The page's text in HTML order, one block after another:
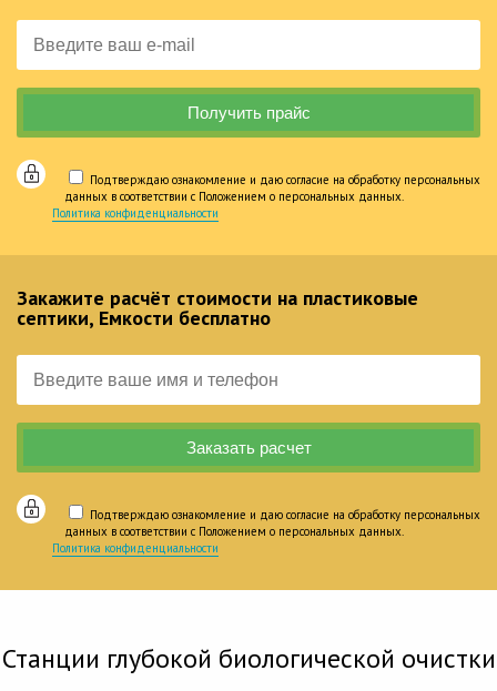
Подтверждаю ознакомление и даю согласие на обработку персональных
данных в соответствии с Положением о персональных данных.
Политика конфиденциальности
Закажите расчёт стоимости на пластиковые
септики, Емкости бесплатно
Подтверждаю ознакомление и даю согласие на обработку персональных
данных в соответствии с Положением о персональных данных.
Политика конфиденциальности
Станции глубокой биологической очистки